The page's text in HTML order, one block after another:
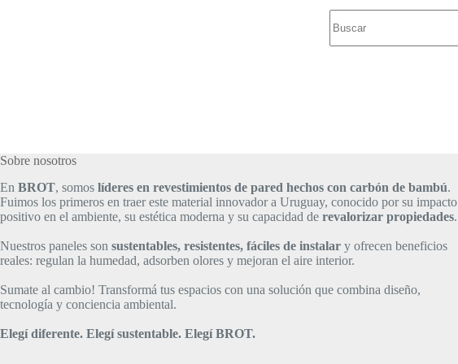
resultados
Sobre nosotros
En BROT, somos líderes en revestimientos de pared hechos con carbón de bambú.
Fuimos los primeros en traer este material innovador a Uruguay, conocido por su impacto
positivo en el ambiente, su estética moderna y su capacidad de revalorizar propiedades.
Nuestros paneles son sustentables, resistentes, fáciles de instalar y ofrecen beneficios
reales: regulan la humedad, adsorben olores y mejoran el aire interior.
Sumate al cambio! Transformá tus espacios con una solución que combina diseño,
tecnología y conciencia ambiental.
Elegí diferente. Elegí sustentable. Elegí BROT.